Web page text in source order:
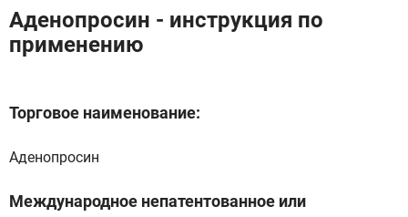
Аденопросин - инструкция по
применению
Торговое наименование:
Аденопросин
Международное непатентованное или